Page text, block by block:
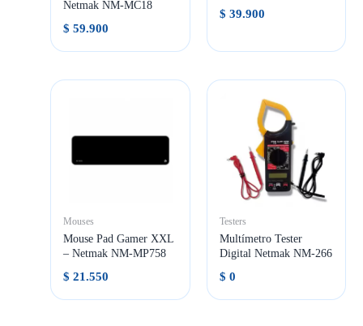
Netmak NM-MC18
$ 59.900
$ 39.900
Mouses
Mouse Pad Gamer XXL
– Netmak NM-MP758
$ 21.550
Testers
Multímetro Tester
Digital Netmak NM-266
$ 0